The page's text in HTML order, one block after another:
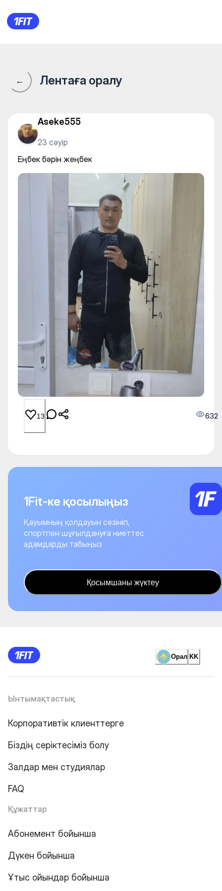
Еңбек бәрін жеңбек
← Лентаға оралу
Aseke555
23 сәуір
Еңбек бәрін жеңбек
13 632
1Fit-ке қосылыңыз
Қауымның қолдауын сезініп,
спортпен шұғылдануға ниеттес
адамдарды табыңыз
Қосымшаны жүктеу
Орал KK
Ынтымақтастық
Корпоративтік клиенттерге
Біздің серіктесіміз болу
Залдар мен студиялар
FAQ
Құжаттар
Абонемент бойынша
Дүкен бойынша
Ұтыс ойындар бойынша